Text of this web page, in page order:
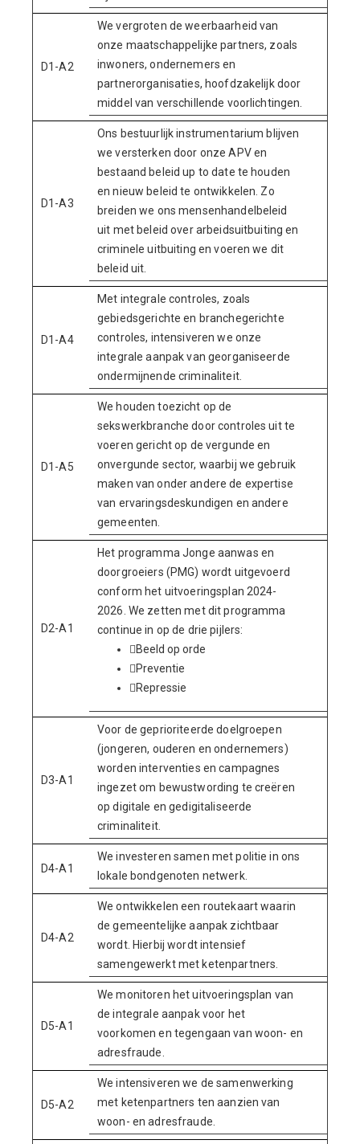
D1-A2
We vergroten de weerbaarheid van
onze maatschappelijke partners, zoals
inwoners, ondernemers en
partnerorganisaties, hoofdzakelijk door
middel van verschillende voorlichtingen.
D1-A3
Ons bestuurlijk instrumentarium blijven
we versterken door onze APV en
bestaand beleid up to date te houden
en nieuw beleid te ontwikkelen. Zo
breiden we ons mensenhandelbeleid
uit met beleid over arbeidsuitbuiting en
criminele uitbuiting en voeren we dit
beleid uit.
D1-A4
Met integrale controles, zoals
gebiedsgerichte en branchegerichte
controles, intensiveren we onze
integrale aanpak van georganiseerde
ondermijnende criminaliteit.
D1-A5
We houden toezicht op de
sekswerkbranche door controles uit te
voeren gericht op de vergunde en
onvergunde sector, waarbij we gebruik
maken van onder andere de expertise
van ervaringsdeskundigen en andere
gemeenten.
D2-A1
Het programma Jonge aanwas en
doorgroeiers (PMG) wordt uitgevoerd
conform het uitvoeringsplan 2024-
2026. We zetten met dit programma
continue in op de drie pijlers:
Beeld op orde
Preventie
Repressie
D3-A1
Voor de geprioriteerde doelgroepen
(jongeren, ouderen en ondernemers)
worden interventies en campagnes
ingezet om bewustwording te creëren
op digitale en gedigitaliseerde
criminaliteit.
D4-A1
We investeren samen met politie in ons
lokale bondgenoten netwerk.
D4-A2
We ontwikkelen een routekaart waarin
de gemeentelijke aanpak zichtbaar
wordt. Hierbij wordt intensief
samengewerkt met ketenpartners.
D5-A1
We monitoren het uitvoeringsplan van
de integrale aanpak voor het
voorkomen en tegengaan van woon- en
adresfraude.
D5-A2
We intensiveren we de samenwerking
met ketenpartners ten aanzien van
woon- en adresfraude.